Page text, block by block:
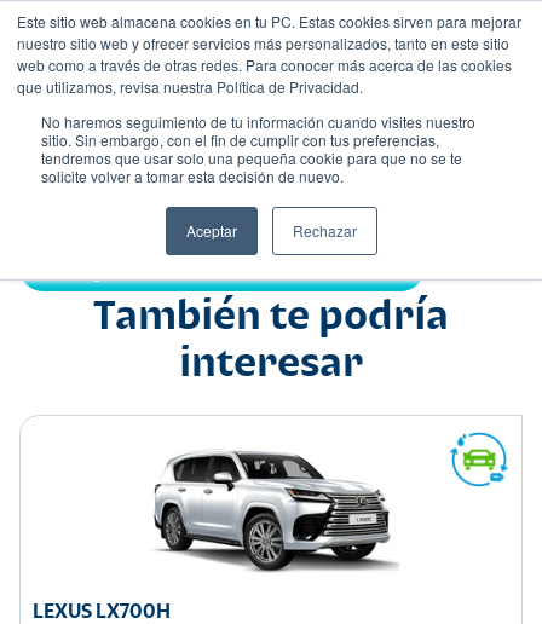
Este sitio web almacena cookies en tu PC. Estas cookies sirven para mejorar
nuestro sitio web y ofrecer servicios más personalizados, tanto en este sitio
web como a través de otras redes. Para conocer más acerca de las cookies
que utilizamos, revisa nuestra Política de Privacidad.
No haremos seguimiento de tu información cuando visites nuestro
sitio. Sin embargo, con el fin de cumplir con tus preferencias,
tendremos que usar solo una pequeña cookie para que no se te
solicite volver a tomar esta decisión de nuevo.
Aceptar Rechazar
Nombre
También te podría
interesar
LEXUS LX700H